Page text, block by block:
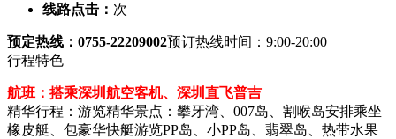
线路点击： 次
预定热线：0755-22209002预订热线时间：9:00-20:00
行程特色
航班：搭乘深圳航空客机、深圳直飞普吉
精华行程：游览精华景点：攀牙湾、007岛、割喉岛安排乘坐
橡皮艇、包豪华快艇游览PP岛、小PP岛、翡翠岛、热带水果